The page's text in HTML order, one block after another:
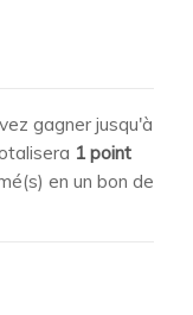
gagner jusqu'à
1 point
en un bon de